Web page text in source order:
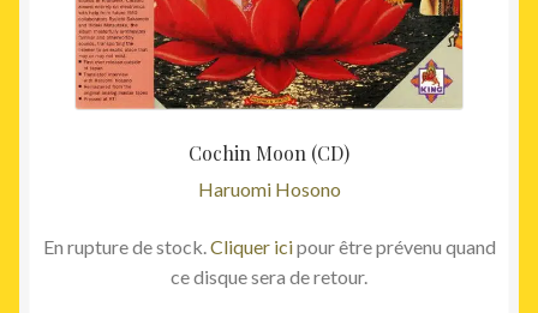
Cochin Moon (CD)
Haruomi Hosono
En rupture de stock.Cliquer icipour être prévenu quand
ce disque sera de retour.